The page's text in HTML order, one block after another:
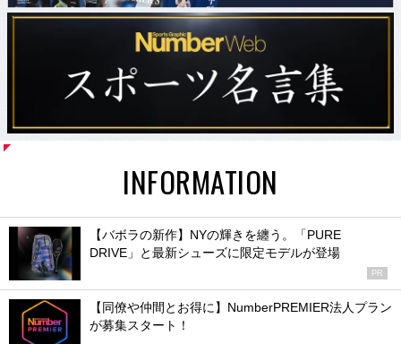
INFORMATION
【バボラの新作】NYの輝きを纏う。「PURE
DRIVE」と最新シューズに限定モデルが登場
PR
【同僚や仲間とお得に】NumberPREMIER法人プラン
が募集スタート！